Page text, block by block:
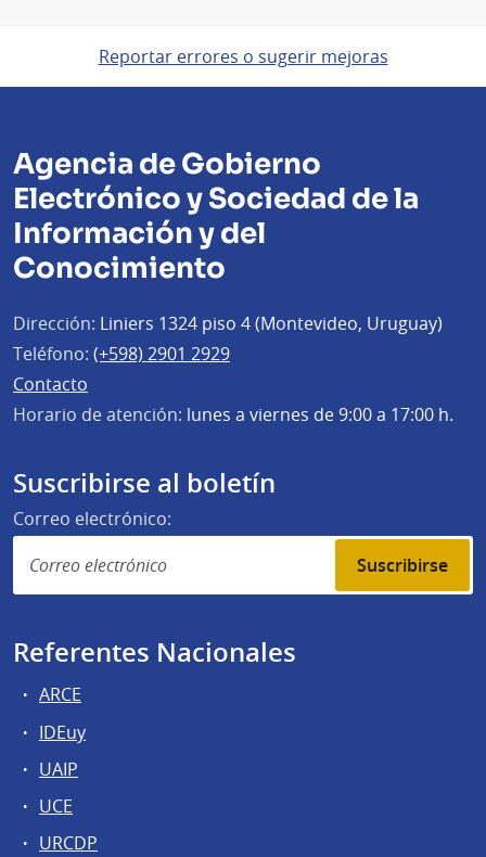
Reportar errores o sugerir mejoras
Agencia de Gobierno
Electrónico y Sociedad de la
Información y del
Conocimiento
Dirección: Liniers 1324 piso 4 (Montevideo, Uruguay)
Teléfono: (+598) 2901 2929
Contacto
Horario de atención: lunes a viernes de 9:00 a 17:00 h.
Suscribirse al boletín
Correo electrónico:
Suscribirse
Referentes Nacionales
ARCE
IDEuy
UAIP
UCE
URCDP